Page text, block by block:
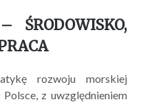
rozwoju morskiej
z uwzględnieniem